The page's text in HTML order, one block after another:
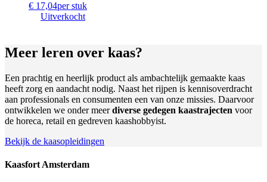
€ 17,04per stuk
Uitverkocht
Meer leren over kaas?
Een prachtig en heerlijk product als ambachtelijk gemaakte kaas
heeft zorg en aandacht nodig. Naast het rijpen is kennisoverdracht
aan professionals en consumenten een van onze missies. Daarvoor
ontwikkelen we onder meerdiverse gedegen kaastrajecten voor
de horeca, retail en gedreven kaashobbyist.
Bekijk de kaasopleidingen
Kaasfort Amsterdam